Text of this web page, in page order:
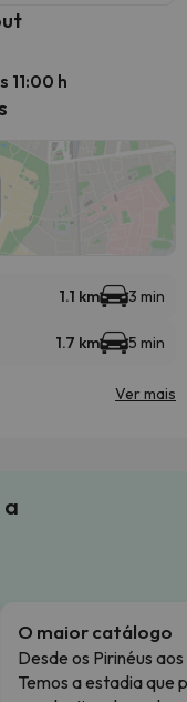
11:00 h
1.1 km 3 min
1.7 km 5 min
Ver mais
O maior catálogo
Desde os Pirinéus
Temos a estadia que